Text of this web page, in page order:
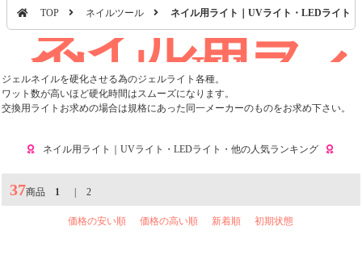
TOP ネイルツール ネイル用ライト｜UVライト・LEDライト・
ネイル用ラ
イト｜UVライ
ト・LEDライ
ト・他
ジェルネイルを硬化させる為のジェルライト各種。
ワット数が高いほど硬化時間はスムーズになります。
交換用ライトお求めの場合は規格にあった同一メーカーのものをお求め下さい。
ネイル用ライト｜UVライト・LEDライト・他の人気ランキング
37商品 1 2
価格の安い順 価格の高い順 新着順 初期状態